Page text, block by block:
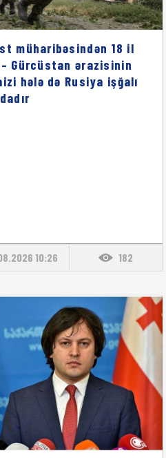
müharibəsindən 18 il
Gürcüstan ərazisinin
hələ də Rusiya işğalı
10:26 182